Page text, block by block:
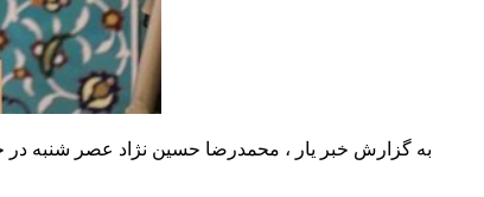
به گزارش خبر یار ، محمدرضا حسین نژاد عصر شنبه در